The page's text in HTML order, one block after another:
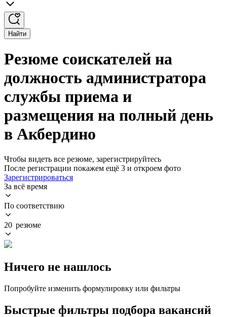
Найти
Резюме соискателей на
должность администратора
службы приема и
размещения на полный день
в Акбердино
Чтобы видеть все резюме, зарегистрируйтесь
После регистрации покажем ещё 3 и откроем фото
Зарегистрироваться
За всё время
По соответствию
20 резюме
Ничего не нашлось
Попробуйте изменить формулировку или фильтры
Быстрые фильтры подбора вакансий